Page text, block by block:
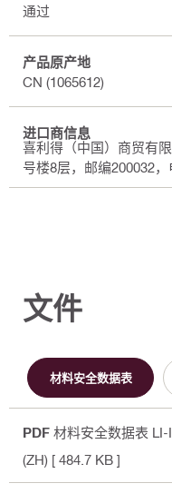
通过
产品原产地
CN (1065612)
进口商信息
喜利得（中国）商贸有
号楼8层，邮编200032
文件
材料安全数据表
PDF 材料安全数据表 LI-
(ZH) [ 484.7 KB ]